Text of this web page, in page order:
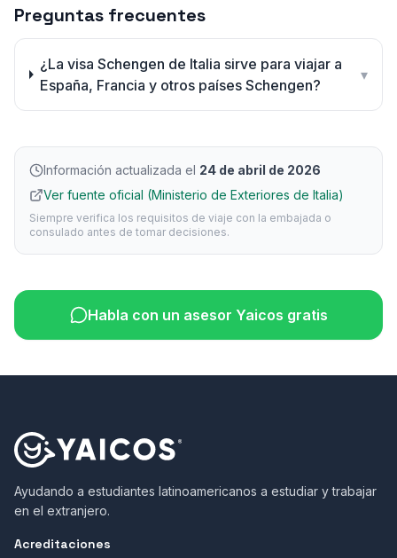
Preguntas frecuentes
¿La visa Schengen de Italia sirve para viajar a
España, Francia y otros países Schengen?
▾
Información actualizada el 24 de abril de 2026
Ver fuente oficial (Ministerio de Exteriores de Italia)
Siempre verifica los requisitos de viaje con la embajada o
consulado antes de tomar decisiones.
Habla con un asesor Yaicos gratis
Ayudando a estudiantes latinoamericanos a estudiar y trabajar
en el extranjero.
Acreditaciones